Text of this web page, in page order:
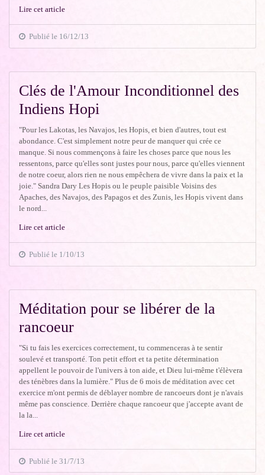
Lire cet article
Publié le 16/12/13
Clés de l'Amour Inconditionnel des
Indiens Hopi
"Pour les Lakotas, les Navajos, les Hopis, et bien d'autres, tout est
abondance. C'est simplement notre peur de manquer qui crée ce
manque. Si nous commençons à faire les choses parce que nous les
ressentons, parce qu'elles sont justes pour nous, parce qu'elles viennent
de notre coeur, alors rien ne nous empêchera de vivre dans la paix et la
joie." Sandra Dary Les Hopis ou le peuple paisible Voisins des
Apaches, des Navajos, des Papagos et des Zunis, les Hopis vivent dans
le nord...
Lire cet article
Publié le 1/10/13
Méditation pour se libérer de la
rancoeur
"Si tu fais les exercices correctement, tu commenceras à te sentir
soulevé et transporté. Ton petit effort et ta petite détermination
appellent le pouvoir de l'univers à ton aide, et Dieu lui-même t'élèvera
des ténèbres dans la lumière." Plus de 6 mois de méditation avec cet
exercice m'ont permis de déblayer nombre de rancoeurs dont je n'avais
même pas conscience. Derrière chaque rancoeur que j'accepte avant de
la la...
Lire cet article
Publié le 31/7/13